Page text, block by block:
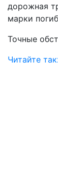
дорожная
марки
Точные
Читайте